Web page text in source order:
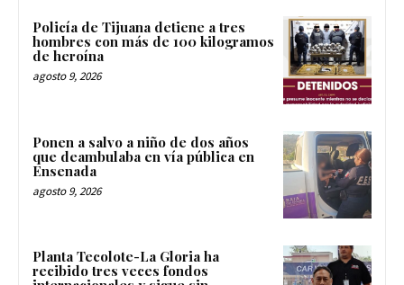
Policía de Tijuana detiene a tres
hombres con más de 100 kilogramos
de heroína
agosto 9, 2026
Ponen a salvo a niño de dos años
que deambulaba en vía pública en
Ensenada
agosto 9, 2026
Planta Tecolote-La Gloria ha
recibido tres veces fondos